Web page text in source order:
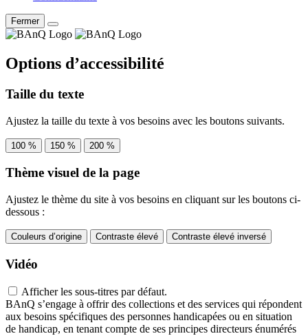
Fermer
Options d’accessibilité
Taille du texte
Ajustez la taille du texte à vos besoins avec les boutons suivants.
100 % 150 % 200 %
Thème visuel de la page
Ajustez le thème du site à vos besoins en cliquant sur les boutons ci-
dessous :
Couleurs d’origine Contraste élevé Contraste élevé inversé
Vidéo
Afficher les sous-titres par défaut.
BAnQ s’engage à offrir des collections et des services qui répondent
aux besoins spécifiques des personnes handicapées ou en situation
de handicap, en tenant compte de ses principes directeurs énumérés